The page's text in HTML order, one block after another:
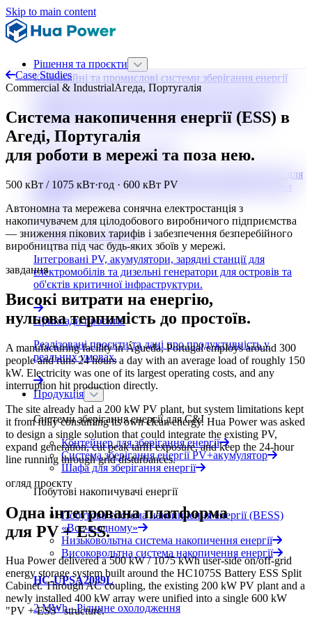
Skip to main content
Рішення та проєкти
Комерційні та промислові системи зберігання енергії
живлення та висока доступність 24/7 для бізнесу.
Регулювання частоти в мережі
Мережеві накопичувачі з часом відгуку менше 30 мс для
FCR/aFRR/mFRR та інтеграції відновлюваних джерел
Гібридна мікромережа
Інтегровані PV, акумулятори, зарядні станції для
електромобілів та дизельні генератори для островів та
об'єктів критичної інфраструктури.
Приклади проєктів
Реалізовані проєкти та дані про продуктивність у
реальних умовах.
Продукція
Системи зберігання енергії для C&I
Контейнер для зберігання енергії
Система зберігання енергії PV+акумулятор
Шафа для зберігання енергії
Побутові накопичувачі енергії
Побутова система накопичення енергії (BESS)
«Все-в-одному»
Низьковольтна система накопичення енергії
Високовольтна система накопичення енергії
HC-UPSA2089L
2 MWh · Рідинне охолодження
Case Studies
Commercial & IndustrialАгеда, Португалія
Система накопичення енергії (ESS) в
Агеді, Португалія
для роботи в мережі та поза нею.
500 кВт / 1075 кВт·год · 600 кВт PV
Автономна та мережева сонячна електростанція з
накопичувачем для цілодобового виробничого підприємства
— зниження пікових тарифів і забезпечення безперебійного
виробництва під час будь-яких збоїв у мережі.
завдання
Високі витрати на енергію,
нульова терпимість до простоїв.
A manufacturing facility in Águeda, Portugal employs around 300
people and runs 24 hours a day with an average load of roughly 150
kW. Electricity was one of its largest operating costs, and any
interruption hit production directly.
The site already had a 200 kW PV plant, but system limitations kept
it from fully consuming its own clean energy. Hua Power was asked
to design a single solution that could integrate the existing PV,
expand generation, cut peak tariff exposure, and keep the 24-hour
line running through grid disturbances.
огляд проєкту
Одна інтегрована платформа
для PV + ESS.
Hua Power delivered a 500 kW / 1075 kWh user-side on/off-grid
energy storage system built around the HC1075S Battery ESS Split
Cabinet. Through AC coupling, the existing 200 kW PV plant and a
newly installed 400 kW array were unified into a single 600 kW
"PV + ESS" structure.